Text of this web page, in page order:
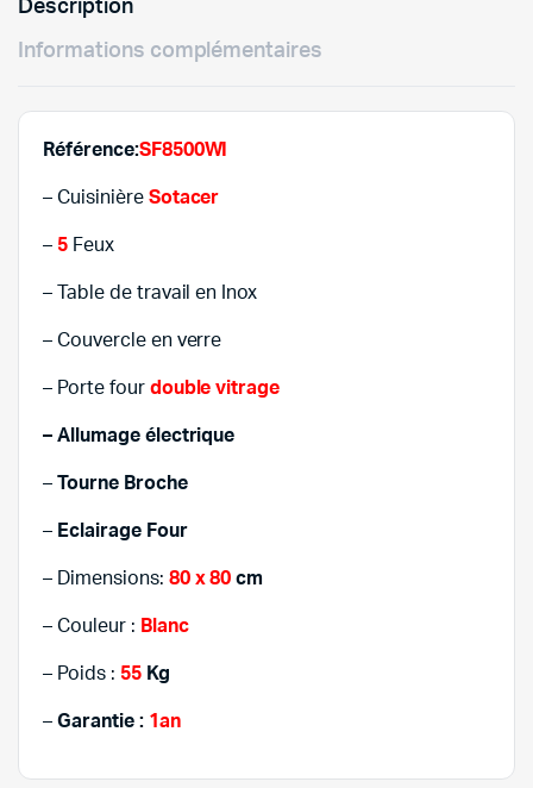
Description
Informations complémentaires
Référence:SF8500WI
– Cuisinière Sotacer
– 5 Feux
– Table de travail en Inox
– Couvercle en verre
– Porte four double vitrage
– Allumage électrique
– Tourne Broche
– Eclairage Four
– Dimensions: 80 x 80 cm
– Couleur : Blanc
– Poids : 55Kg
– Garantie : 1an